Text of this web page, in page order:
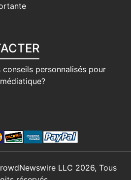
personnalisés pour
LLC 2026, Tous